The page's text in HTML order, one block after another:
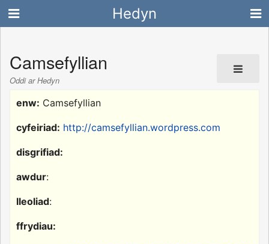
Hedyn
Camsefyllian
Oddi ar Hedyn
enw: Camsefyllian
cyfeiriad: http://camsefyllian.wordpress.com
disgrifiad:
awdur:
lleoliad:
ffrydiau: